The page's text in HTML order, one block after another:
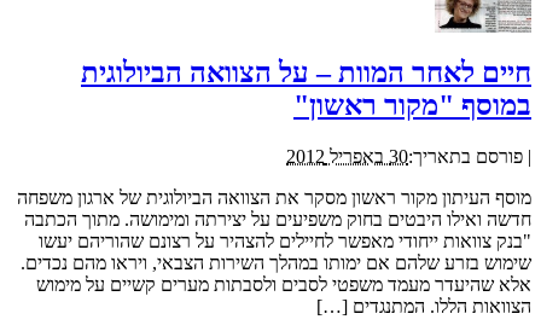
חיים לאחר המוות – על הצוואה הביולוגית
במוסף "מקור ראשון"
| פורסם בתאריך:30 באפריל 2012
מוסף העיתון מקור ראשון מסקר את הצוואה הביולוגית של ארגון משפחה
חדשה ואילו היבטים בחוק משפיעים על יצירתה ומימושה. מתוך הכתבה
"בנק צוואות ייחודי מאפשר לחיילים להצהיר על רצונם שהוריהם יעשו
שימוש בזרע שלהם אם ימותו במהלך השירות הצבאי, ויראו מהם נכדים.
אלא שהיעדר מעמד משפטי לסבים ולסבתות מערים קשיים על מימוש
הצוואות הללו. המתנגדים […]